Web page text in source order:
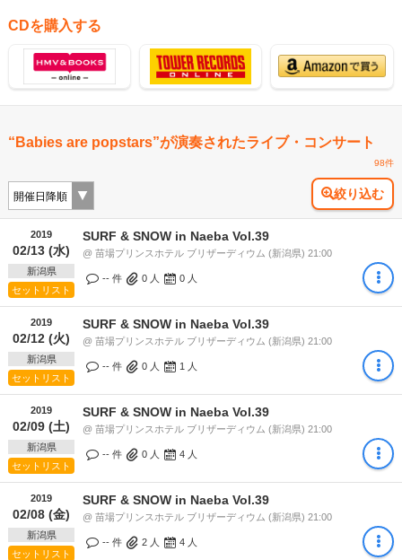
CDを購入する
“Babies are popstars”が演奏されたライブ・コンサート
98件
絞り込む
2019
02/13 (水)
新潟県
セットリスト
SURF & SNOW in Naeba Vol.39
@ 苗場プリンスホテル ブリザーディウム (新潟県) 21:00
-- 件 0 人 0 人
2019
02/12 (火)
新潟県
セットリスト
SURF & SNOW in Naeba Vol.39
@ 苗場プリンスホテル ブリザーディウム (新潟県) 21:00
-- 件 0 人 1 人
2019
02/09 (土)
新潟県
セットリスト
SURF & SNOW in Naeba Vol.39
@ 苗場プリンスホテル ブリザーディウム (新潟県) 21:00
-- 件 0 人 4 人
2019
02/08 (金)
新潟県
セットリスト
SURF & SNOW in Naeba Vol.39
@ 苗場プリンスホテル ブリザーディウム (新潟県) 21:00
-- 件 2 人 4 人